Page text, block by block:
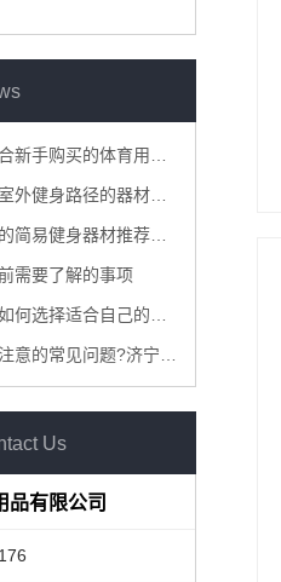
买的体育用品有哪些？
路径的器材维护有哪些要点
推荐？济宁健身器材厂为您介绍
需要了解的事项
适合自己的健身器材？
问题?济宁体育用品为您解答
Us
品有限公司